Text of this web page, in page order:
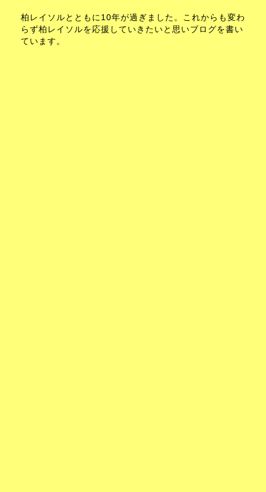
柏レイソルとともに10年が過ぎました。これからも変わ
らず柏レイソルを応援していきたいと思いブログを書い
ています。